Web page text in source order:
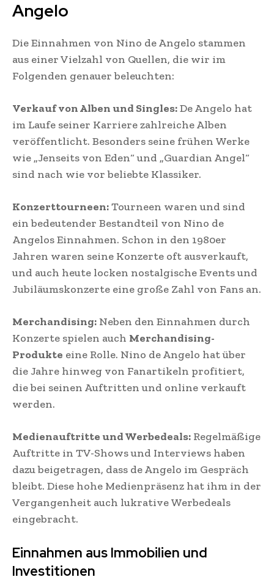
Angelo
Die Einnahmen von Nino de Angelo stammen
aus einer Vielzahl von Quellen, die wir im
Folgenden genauer beleuchten:
Verkauf von Alben und Singles:De Angelo hat
im Laufe seiner Karriere zahlreiche Alben
veröffentlicht. Besonders seine frühen Werke
wie „Jenseits von Eden“ und „Guardian Angel“
sind nach wie vor beliebte Klassiker​.
Konzerttourneen:Tourneen waren und sind
ein bedeutender Bestandteil von Nino de
Angelos Einnahmen. Schon in den 1980er
Jahren waren seine Konzerte oft ausverkauft,
und auch heute locken nostalgische Events und
Jubiläumskonzerte eine große Zahl von Fans an.
Merchandising:Neben den Einnahmen durch
Konzerte spielen auch Merchandising-
Produkte eine Rolle. Nino de Angelo hat über
die Jahre hinweg von Fanartikeln profitiert,
die bei seinen Auftritten und online verkauft
werden.
Medienauftritte und Werbedeals: Regelmäßige
Auftritte in TV-Shows und Interviews haben
dazu beigetragen, dass de Angelo im Gespräch
bleibt. Diese hohe Medienpräsenz hat ihm in der
Vergangenheit auch lukrative Werbedeals
eingebracht​.
Einnahmen aus Immobilien und
Investitionen